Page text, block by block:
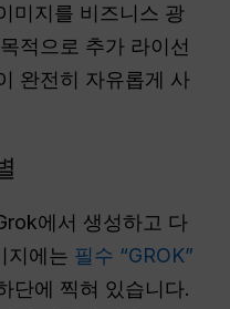
미지를 비즈니스 광
적으로 추가 라이선
완전히 자유롭게 사
에서 생성하고 다
지에는 필수 “GROK”
단에 찍혀 있습니다.